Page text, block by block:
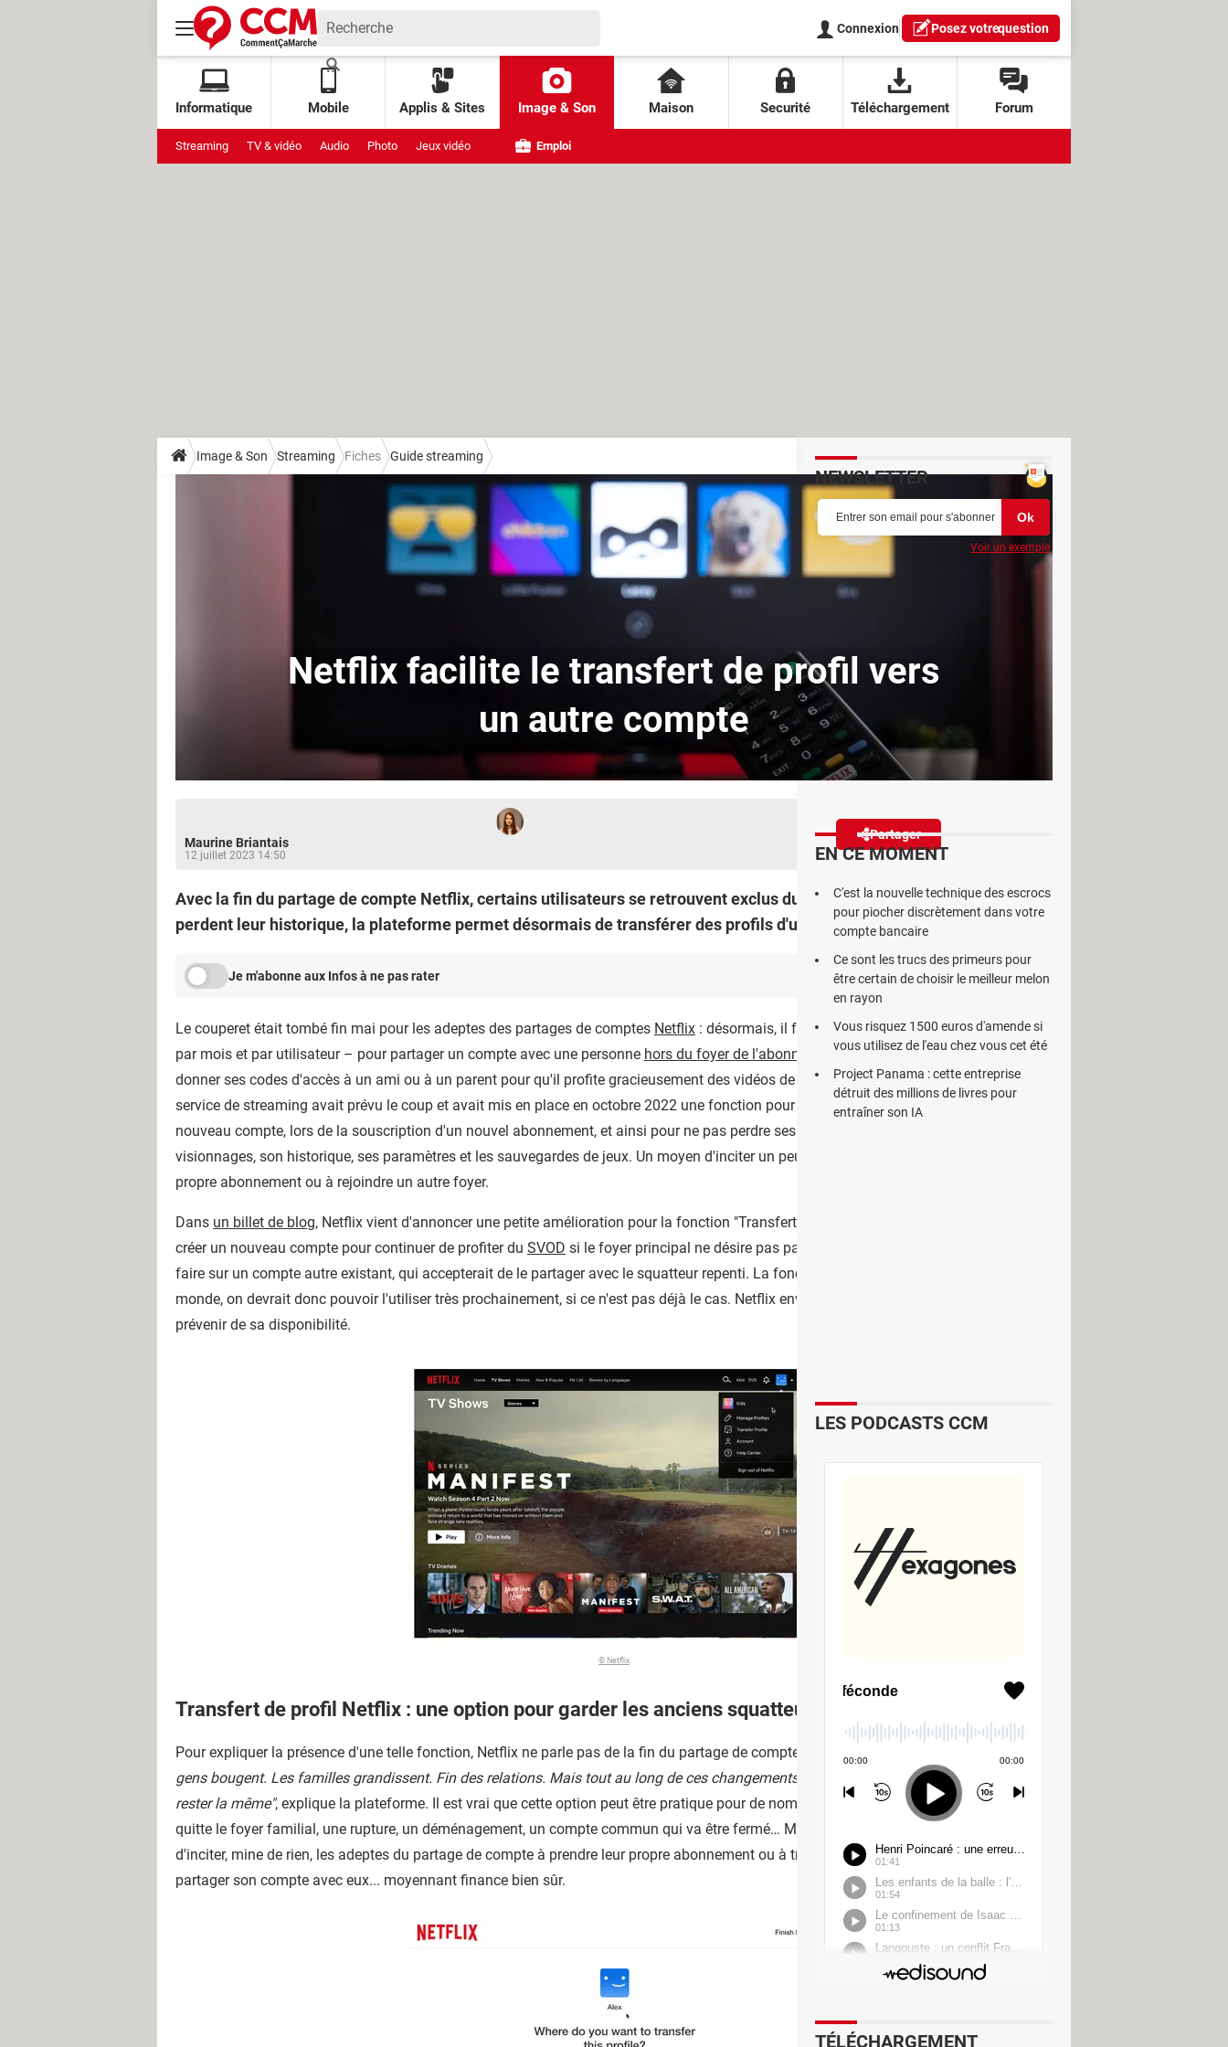
Connexion Posez votrequestion
Informatique Mobile Applis & Sites Image & Son Maison Securité Téléchargement Forum
Streaming TV & vidéo Audio Photo Jeux vidéo Emploi
Image & Son Streaming Fiches Guide streaming
Netflix facilite le transfert de profil vers
un autre compte
Maurine Briantais
12 juillet 2023 14:50
Partager
Avec la fin du partage de compte Netflix, certains utilisateurs se retrouvent exclus du foyer principal. Pour éviter qu'ils
perdent leur historique, la plateforme permet désormais de transférer des profils d'un compte à un autre.
Je m'abonne aux Infos à ne pas rater
Le couperet était tombé fin mai pour les adeptes des partages de comptes Netflix : désormais, il faut souscrire une option – 5,99 euros
par mois et par utilisateur – pour partager un compte avec une personne hors du foyer de l'abonné officiel. Il n'est ainsi plus possible de
donner ses codes d'accès à un ami ou à un parent pour qu'il profite gracieusement des vidéos de la plateforme (voirnotre article). Le
service de streaming avait prévu le coup et avait mis en place en octobre 2022 une fonction pour transférer le contenu d'un profil vers un
nouveau compte, lors de la souscription d'un nouvel abonnement, et ainsi pour ne pas perdre ses recommandations, sa liste de
visionnages, son historique, ses paramètres et les sauvegardes de jeux. Un moyen d'inciter un peu plus les squatteurs à souscrire à leur
propre abonnement ou à rejoindre un autre foyer.
Dans un billet de blog, Netflix vient d'annoncer une petite amélioration pour la fonction "Transfert de profil". Désormais, plus besoin de
créer un nouveau compte pour continuer de profiter du SVOD si le foyer principal ne désire pas payer un supplément, il est possible de le
faire sur un compte autre existant, qui accepterait de le partager avec le squatteur repenti. La fonction en cours de déploiement dans le
monde, on devrait donc pouvoir l'utiliser très prochainement, si ce n'est pas déjà le cas. Netflix envoie un mail à chaque utilisateur pour le
prévenir de sa disponibilité.
© Netflix
Transfert de profil Netflix : une option pour garder les anciens squatteurs
Pour expliquer la présence d'une telle fonction, Netflix ne parle pas de la fin du partage de compte, mais des
gens bougent. Les familles grandissent. Fin des relations. Mais tout au long de ces changements de vie, votre expérience Netflix devrait
rester la même", explique la plateforme. Il est vrai que cette option peut être pratique pour de nombreux cas de figure : un membre qui
quitte le foyer familial, une rupture, un déménagement, un compte commun qui va être fermé… Mais c'est aussi et surtout un moyen
d'inciter, mine de rien, les adeptes du partage de compte à prendre leur propre abonnement ou à trouver quelqu'un qui acceptera de
partager son compte avec eux... moyennant finance bien sûr.
NEWSLETTER
Voir un exemple
EN CE MOMENT
C'est la nouvelle technique des escrocs
pour piocher discrètement dans votre
compte bancaire
Ce sont les trucs des primeurs pour
être certain de choisir le meilleur melon
en rayon
Vous risquez 1500 euros d'amende si
vous utilisez de l'eau chez vous cet été
Project Panama : cette entreprise
détruit des millions de livres pour
entraîner son IA
LES PODCASTS CCM
TÉLÉCHARGEMENT